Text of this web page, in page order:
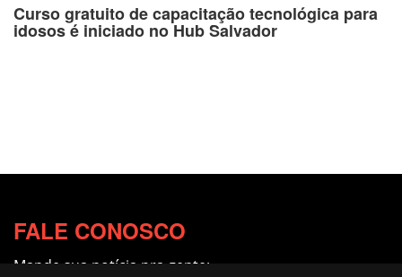
Curso gratuito de capacitação tecnológica para
idosos é iniciado no Hub Salvador
FALE CONOSCO
Mande sua notícia pra gente: